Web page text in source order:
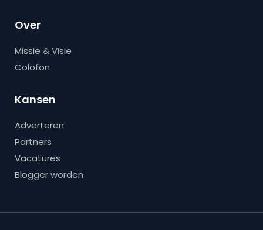
Over
Missie & Visie
Colofon
Kansen
Adverteren
Partners
Vacatures
Blogger worden